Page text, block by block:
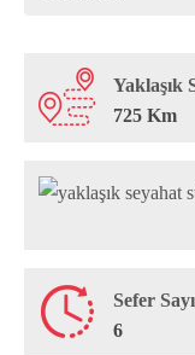
Yaklaşık
725 Km
Sefer
6